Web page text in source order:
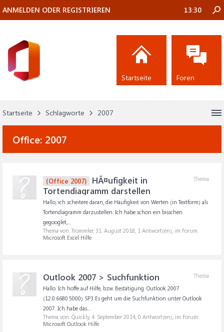
Startseite Schlagworte 2007
Office: 2007
Thema
(Office 2007)
HÃ¤ufigkeit in
Tortendiagramm darstellen
Hallo, ich scheitere daran, die Häufigkeit von Werten (in Textform) als
Tortendiagramm darzustellen. Ich habe schon ein bisschen
gegooglet,...
Thema von: Trommler, 31. August 2018, 1 Antwort(en), im Forum:
Microsoft Excel Hilfe
Thema
Outlook 2007 > Suchfunktion
Hallo. Ich hoffe auf Hilfe, bzw. Bestätigung. Outlook 2007
(12.0.6680.5000) SP3 Es geht um die Suchfunktion unter Outlook
2007. Ich habe das...
Thema von: Quickly, 4. September 2014, 0 Antwort(en), im Forum:
Microsoft Outlook Hilfe
ANMELDEN ODER REGISTRIEREN 13:30
Startseite Foren